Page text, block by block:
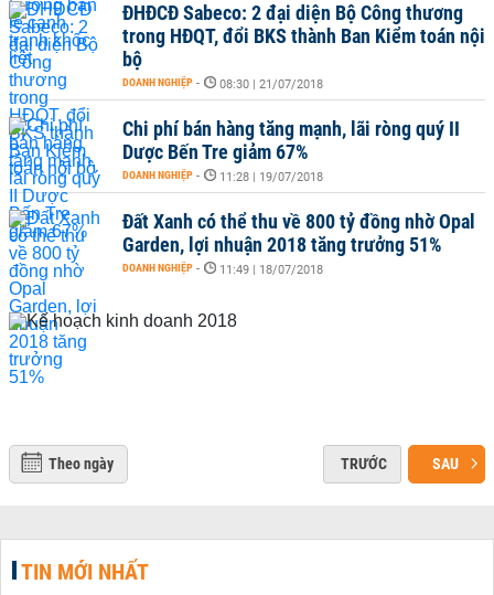
ĐHĐCĐ Sabeco: 2 đại diện Bộ Công thương
trong HĐQT, đổi BKS thành Ban Kiểm toán nội
bộ
DOANH NGHIỆP - 08:30 | 21/07/2018
Chi phí bán hàng tăng mạnh, lãi ròng quý II
Dược Bến Tre giảm 67%
DOANH NGHIỆP - 11:28 | 19/07/2018
Đất Xanh có thể thu về 800 tỷ đồng nhờ Opal
Garden, lợi nhuận 2018 tăng trưởng 51%
DOANH NGHIỆP - 11:49 | 18/07/2018
Theo ngày TRƯỚC SAU
TIN MỚI NHẤT